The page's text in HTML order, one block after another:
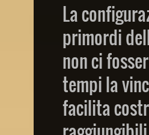
La
primordi
non ci
tempi la
facilita